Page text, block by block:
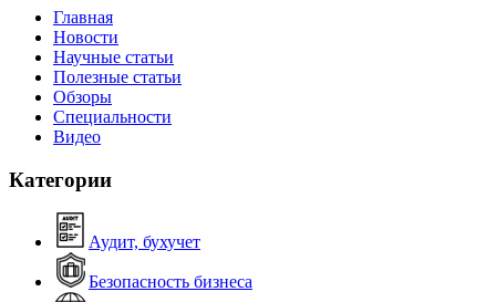
Главная
Новости
Научные статьи
Полезные статьи
Обзоры
Специальности
Видео
Категории
Аудит, бухучет
Безопасность бизнеса